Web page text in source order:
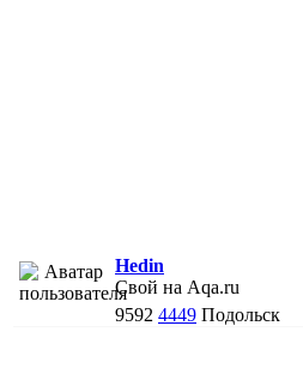
Hedin
Свой на Aqa.ru
9592 4449 Подольск